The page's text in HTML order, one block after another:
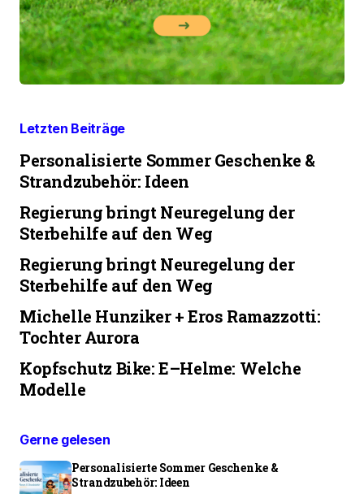
Letzten Beiträge
Personalisierte Sommer Geschenke &
Strandzubehör: Ideen
Regierung bringt Neuregelung der
Sterbehilfe auf den Weg
Regierung bringt Neuregelung der
Sterbehilfe auf den Weg
Michelle Hunziker + Eros Ramazzotti:
Tochter Aurora
Kopfschutz Bike: E–Helme: Welche
Modelle
Gerne gelesen
Personalisierte Sommer Geschenke &
Strandzubehör: Ideen